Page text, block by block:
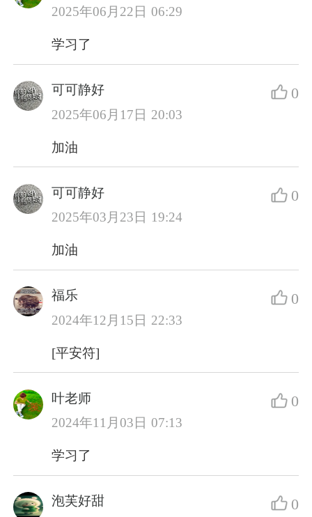
2025年06月22日 06:29
学习了
可可静好
2025年06月17日 20:03
0
加油
可可静好
2025年03月23日 19:24
0
加油
福乐
2024年12月15日 22:33
0
[平安符]
叶老师
2024年11月03日 07:13
0
学习了
泡芙好甜
0